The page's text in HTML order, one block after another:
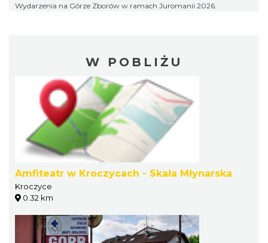
Wydarzenia na Górze Zborów w ramach Juromanii 2026.
W POBLIŻU
Amfiteatr w Kroczycach - Skała Młynarska
Kroczyce
0.32 km